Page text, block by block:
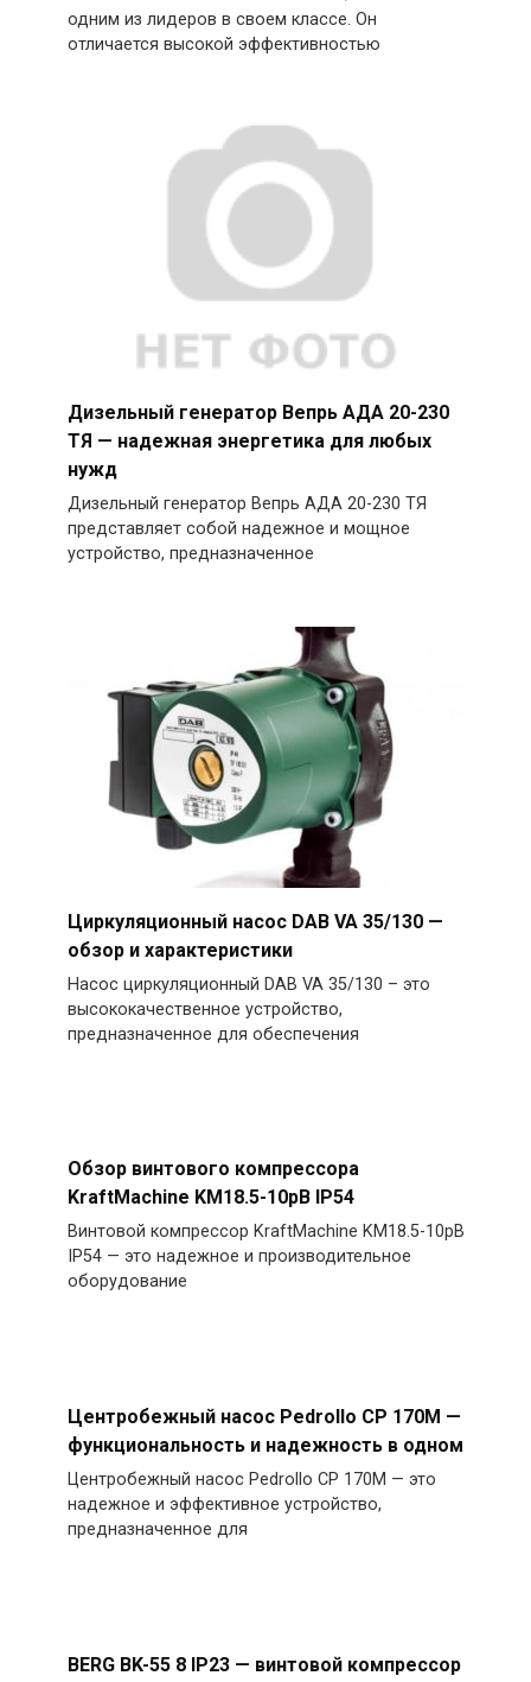
одним из лидеров в своем классе. Он
отличается высокой эффективностью
Дизельный генератор Вепрь АДА 20-230
ТЯ — надежная энергетика для любых
нужд
Дизельный генератор Вепрь АДА 20-230 ТЯ
представляет собой надежное и мощное
устройство, предназначенное
Циркуляционный насос DAB VA 35/130 —
обзор и характеристики
Насос циркуляционный DAB VA 35/130 – это
высококачественное устройство,
предназначенное для обеспечения
Обзор винтового компрессора
KraftMachine KM18.5-10рВ IP54
Винтовой компрессор KraftMachine KM18.5-10рВ
IP54 — это надежное и производительное
оборудование
Центробежный насос Pedrollo CP 170M —
функциональность и надежность в одном
Центробежный насос Pedrollo CP 170M — это
надежное и эффективное устройство,
предназначенное для
BERG BK-55 8 IP23 — винтовой компрессор